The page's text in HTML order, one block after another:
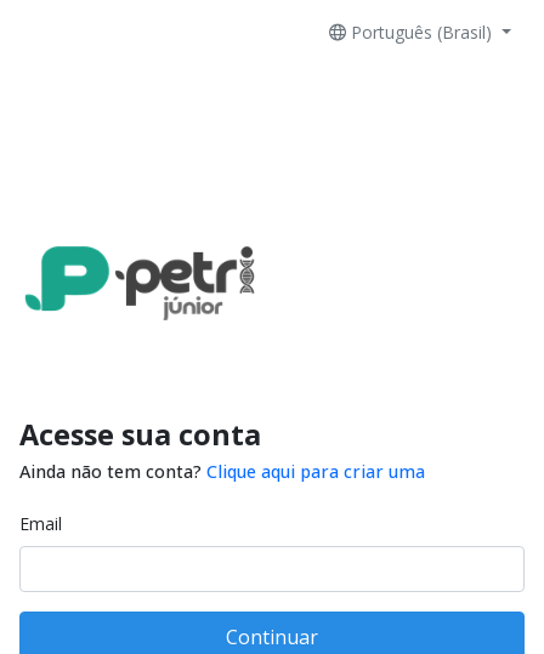
Português (Brasil)
Acesse sua conta
Ainda não tem conta? Clique aqui para criar uma
Email
Continuar